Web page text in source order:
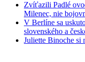
Zvíťazili Padlé
Milenec, nie
V Berlíne sa
slovenského a
Juliette Binoche si